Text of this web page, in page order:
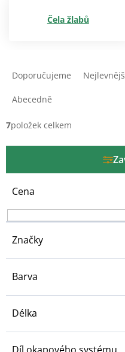
Čela žlabů
í
k
t
Doporučujeme
Abecedně
7položek celkem
Cena
Značky
Barva
Délka